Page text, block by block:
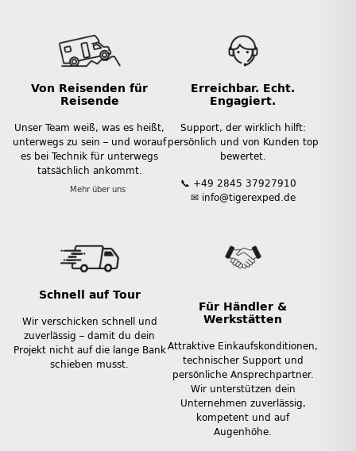
Von Reisenden für
Reisende
Unser Team weiß, was es heißt,
unterwegs zu sein – und worauf
es bei Technik für unterwegs
tatsächlich ankommt.
Mehr über uns
Erreichbar. Echt.
Engagiert.
Support, der wirklich hilft:
persönlich und von Kunden top
bewertet.
📞 +49 2845 37927910
✉ info@tigerexped.de
Schnell auf Tour
Wir verschicken schnell und
zuverlässig – damit du dein
Projekt nicht auf die lange Bank
schieben musst.
Für Händler &
Werkstätten
Attraktive Einkaufskonditionen,
technischer Support und
persönliche Ansprechpartner.
Wir unterstützen dein
Unternehmen zuverlässig,
kompetent und auf
Augenhöhe.